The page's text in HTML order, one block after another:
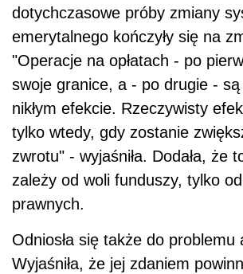
dotychczasowe próby zmiany
emerytalnego kończyły się na
"Operacje na opłatach - po
swoje granice, a - po drugie -
nikłym efekcie. Rzeczywisty
tylko wtedy, gdy zostanie
zwrotu" - wyjaśniła. Dodała, że
zależy od woli funduszy, tylko
prawnych.
Odniosła się także do problemu
Wyjaśniła, że jej zdaniem